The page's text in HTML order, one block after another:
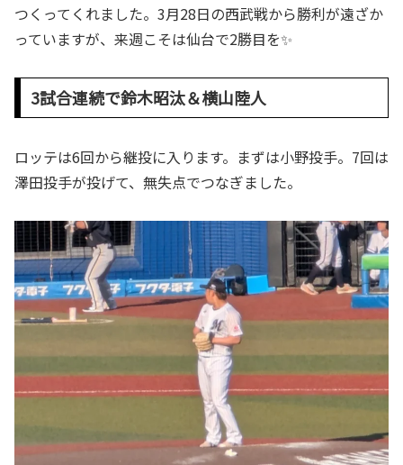
つくってくれました。3月28日の西武戦から勝利が遠ざか
っていますが、来週こそは仙台で2勝目を✨
3試合連続で鈴木昭汰＆横山陸人
ロッテは6回から継投に入ります。まずは小野投手。7回は
澤田投手が投げて、無失点でつなぎました。